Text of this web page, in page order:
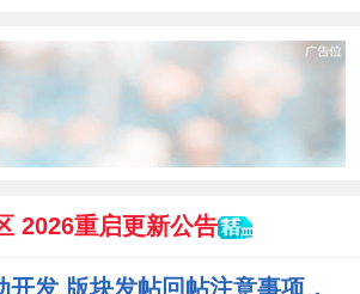
2026重启更新公告
开发 版块发帖回帖注意事项，